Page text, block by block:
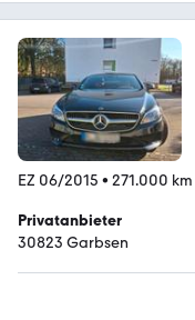
EZ 06/2015 • 271.000 km
Privatanbieter
30823 Garbsen